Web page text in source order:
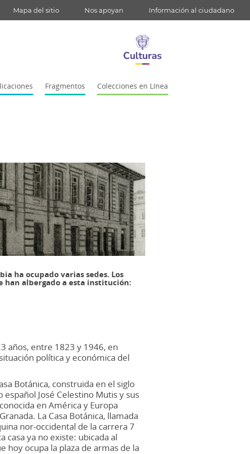
Mapa del sitio Nos apoyan Información al ciudadano
Fragmentos Colecciones en Línea
ha ocupado varias sedes. Los
han albergado a esta institución:
años, entre 1823 y 1946, en
política y económica del
Botánica, construida en el siglo
español José Celestino Mutis y sus
en América y Europa
La Casa Botánica, llamada
nor-occidental de la carrera 7
casa ya no existe: ubicada al
ocupa la plaza de armas de la